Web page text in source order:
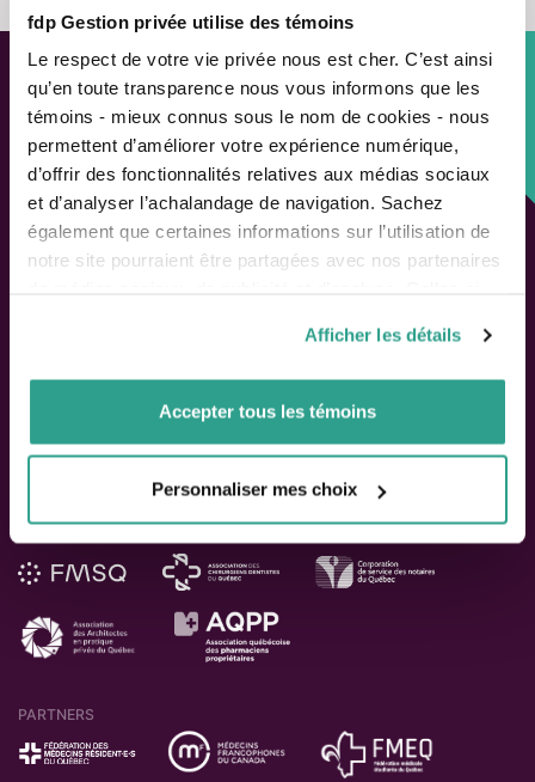
fdp Gestion privée utilise des témoins
Le respect de votre vie privée nous est cher. C’est ainsi
qu’en toute transparence nous vous informons que les
témoins - mieux connus sous le nom de cookies - nous
permettent d’améliorer votre expérience numérique,
d’offrir des fonctionnalités relatives aux médias sociaux
et d’analyser l’achalandage de navigation. Sachez
également que certaines informations sur l’utilisation de
notre site pourraient être partagées avec nos partenaires
vous leur auriez fournies ou qu’ils auraient collectées lors
de votre utilisation de leurs services.
Afficher les détails
Accepter tous les témoins
Personnaliser mes choix
Custom approach,
Adapted solutions.
FAST LINKS
Performance chart
Performance calculation
SHAREHOLDERS
PARTNERS